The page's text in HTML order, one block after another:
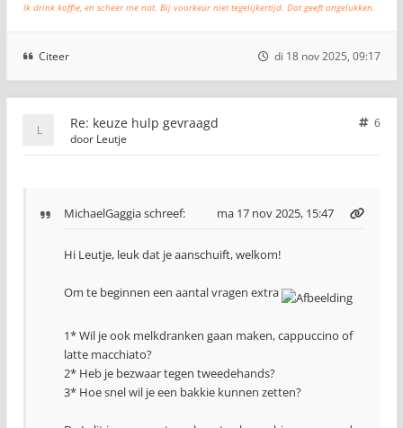
Ik drink koffie, en scheer me nat. Bij voorkeur niet tegelijkertijd. Dat geeft ongelukken.
Citeer di 18 nov 2025, 09:17
Re: keuze hulp gevraagd
6
door Leutje
MichaelGaggiaschreef: ma 17 nov 2025, 15:47
Hi Leutje, leuk dat je aanschuift, welkom!
Om te beginnen een aantal vragen extra
1* Wil je ook melkdranken gaan maken, cappuccino of
latte macchiato?
2* Heb je bezwaar tegen tweedehands?
3* Hoe snel wil je een bakkie kunnen zetten?